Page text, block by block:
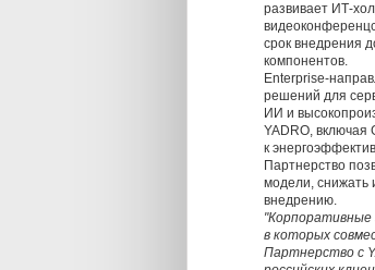
развивает ИТ-
срок внедрения
компонентов.
Enterprise-
решений для
ИИ и
YADRO, включая
к
Партнерство
модели, снижать
внедрению.
"Корпоративные
в которых
Партнерство с